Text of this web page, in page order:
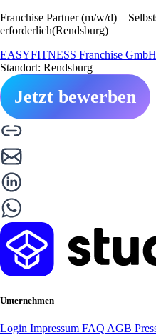
Franchise Partner (m/w/d) –
erforderlich(Rendsburg)
EASYFITNESS Franchise GmbH
Standort: Rendsburg
Jetzt bewerben
Unternehmen
Login Impressum FAQ AGB